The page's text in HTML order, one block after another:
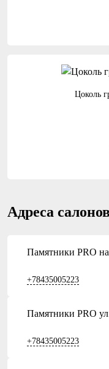
Цоколь
Адреса
Памятники PRO
+78435005223
Памятники PRO
+78435005223